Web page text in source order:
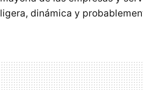
ligera, dinámica y